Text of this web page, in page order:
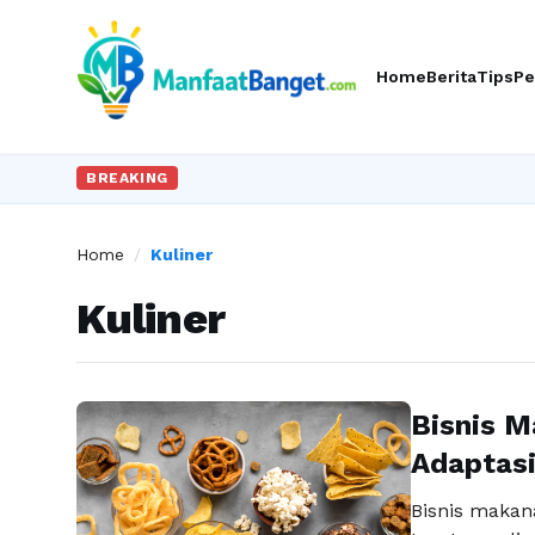
HomeBeritaTips
BREAKING
Home / Kuliner
Kuliner
Bisnis
Bisnis